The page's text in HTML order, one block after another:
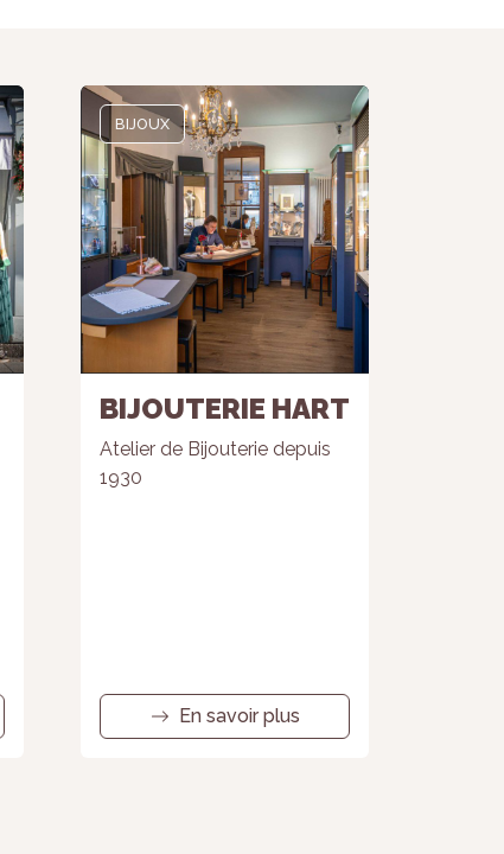
BIJOUX
BIJOUTERIE HART
Atelier de Bijouterie depuis
1930
En savoir plus